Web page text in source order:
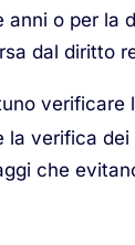
anni o per la
dal diritto
verificare
la verifica dei
che